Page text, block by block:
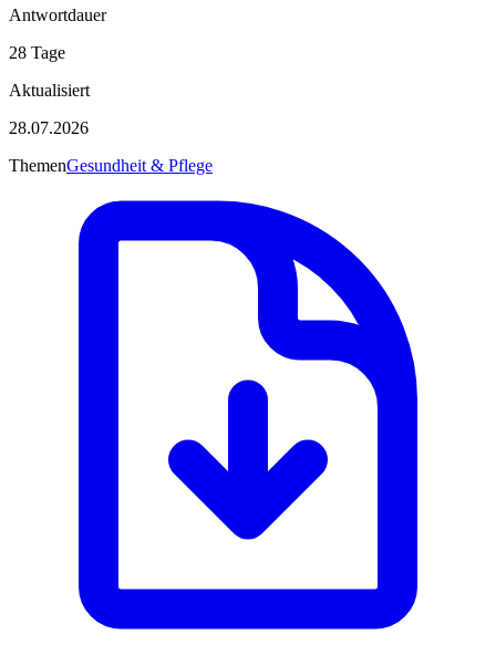
Antwortdauer
28 Tage
Aktualisiert
28.07.2026
ThemenGesundheit & Pflege